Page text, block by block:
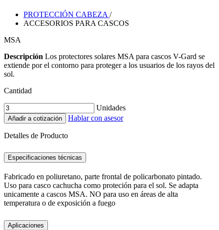
PROTECCIÓN CABEZA /
ACCESORIOS PARA CASCOS
MSA
Descripción Los protectores solares MSA para cascos V-Gard se
extiende por el contorno para proteger a los usuarios de los rayos del
sol.
Cantidad
Unidades
Añadir a cotización Hablar con asesor
Detalles de Producto
Especificaciones técnicas
Fabricado en poliuretano, parte frontal de policarbonato pintado.
Uso para casco cachucha como proteción para el sol. Se adapta
unicamente a cascos MSA. NO para uso en áreas de alta
temperatura o de exposición a fuego
Aplicaciones